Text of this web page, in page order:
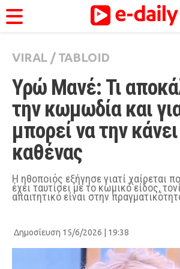
ΚΑΤΗΓΟΡΊΕΣ
Ειδήσεις
Θέματα
Videos
Podcasts
Viral
Life
Pop Culture
VIRAL / TABLOID
Υρώ Μανέ: Τι
την κωμωδία και
μπορεί να την
καθένας
Η ηθοποιός εξήγησε γιατί χαίρεται
έχει ταυτίσει με το κωμικό είδος,
απαιτητικό είναι στην
Δημοσίευση 15/6/2026 | 19:38